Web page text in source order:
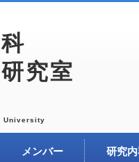
科
究室
University
メンバー 研究